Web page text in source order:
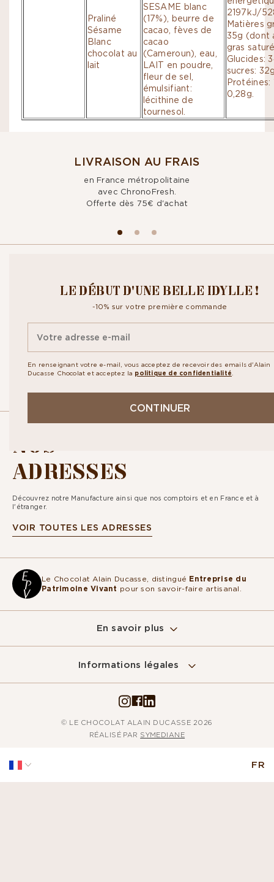
Praliné
Sésame
Blanc
chocolat au
lait
SESAME blanc
(17%), beurre de
cacao, fèves de
cacao
(Cameroun), eau,
LAIT en poudre,
fleur de sel,
émulsifiant:
lécithine de
tournesol.
2197kJ/
Matières
35g (dont
gras
Glucides:
sucres:
Protéines:
0,28g.
LIVRAISON AU FRAIS
en France métropolitaine
avec ChronoFresh.
Offerte dès 75€ d'achat
LE DÉBUT D'UNE BELLE IDYLLE !
-10% sur votre première commande
En renseignant votre e-mail, vous acceptez de recevoir des emails d'Alain
Ducasse Chocolat et acceptez la politique de confidentialité
CONTINUER
CROQUEZ NOTRE
NEWSLETTER
ainsi que nos exclusivités. En vous abonnant vous acceptez la
NOS
ADRESSES
Découvrez notre Manufacture ainsi que nos comptoirs et en France et à
l'étranger.
VOIR TOUTES LES ADRESSES
Le Chocolat Alain Ducasse, distingué Entreprise du
Patrimoine Vivant pour son savoir-faire artisanal.
En savoir plus
Informations légales
© LE CHOCOLAT ALAIN DUCASSE 2026
RÉALISÉ PAR SYMEDIANE
FR